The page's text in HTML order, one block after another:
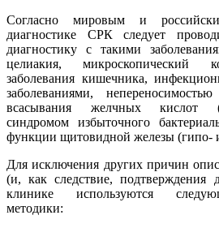
Согласно мировым и
диагностике СРК следует
диагностику с такими
целиакия, микроскопический
заболевания кишечника,
заболеваниями,
всасывания желчных кислот
синдромом избыточного
функции щитовидной железы (гипо-
Для исключения других причин
(и, как следствие,
клинике используются
методики: